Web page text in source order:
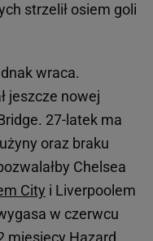
strzelił osiem goli
wraca.
jeszcze nowej
27-latek ma
oraz braku
Chelsea
City i Liverpoolem
w czerwcu